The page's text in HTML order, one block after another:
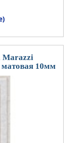
Marazzi
матовая 10мм